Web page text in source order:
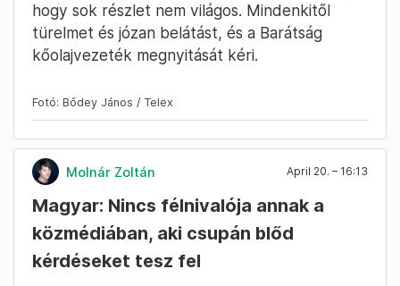
hogy sok részlet nem világos. Mindenkitől
türelmet és józan belátást, és a Barátság
kőolajvezeték megnyitását kéri.